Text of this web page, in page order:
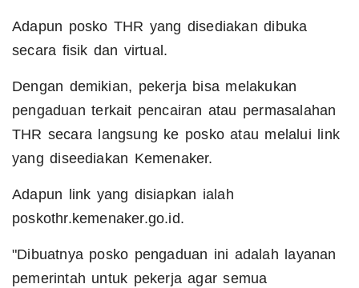
Adapun posko THR yang disediakan dibuka
secara fisik dan virtual.
Dengan demikian, pekerja bisa melakukan
pengaduan terkait pencairan atau permasalahan
THR secara langsung ke posko atau melalui link
yang diseediakan Kemenaker.
Adapun link yang disiapkan ialah
poskothr.kemenaker.go.id.
"Dibuatnya posko pengaduan ini adalah layanan
pemerintah untuk pekerja agar semua